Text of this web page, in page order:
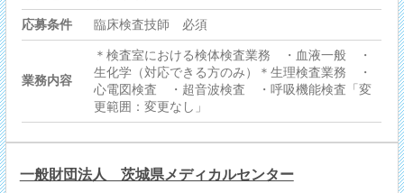
応募条件 臨床検査技師 必須
業務内容
＊検査室における検体検査業務 ・血液一般 ・
生化学（対応できる方のみ）＊生理検査業務 ・
心電図検査 ・超音波検査 ・呼吸機能検査「変
更範囲：変更なし」
一般財団法人 茨城県メディカルセンター